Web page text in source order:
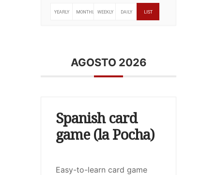
YEARLY MONTHLY WEEKLY DAILY LIST
AGOSTO 2026
Spanish card
game (la Pocha)
Easy-to-learn card game